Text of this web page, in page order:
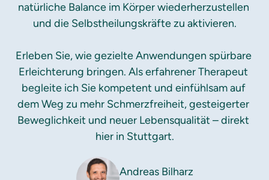
natürliche Balance im Körper wiederherzustellen
und die Selbstheilungskräfte zu aktivieren.
Erleben Sie, wie gezielte Anwendungen spürbare
Erleichterung bringen. Als erfahrener Therapeut
begleite ich Sie kompetent und einfühlsam auf
dem Weg zu mehr Schmerzfreiheit, gesteigerter
Beweglichkeit und neuer Lebensqualität – direkt
hier in Stuttgart.
Andreas Bilharz